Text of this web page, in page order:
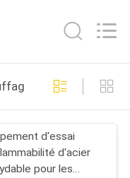
342
par induction
d'essai
d'acier
pour les